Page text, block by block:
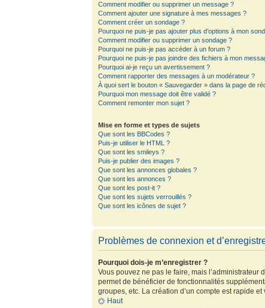
Comment modifier ou supprimer un message ?
Comment ajouter une signature à mes messages ?
Comment créer un sondage ?
Pourquoi ne puis-je pas ajouter plus d’options à mon
Comment modifier ou supprimer un sondage ?
Pourquoi ne puis-je pas accéder à un forum ?
Pourquoi ne puis-je pas joindre des fichiers à mon
Pourquoi ai-je reçu un avertissement ?
Comment rapporter des messages à un modérateur ?
À quoi sert le bouton « Sauvegarder » dans la page de
Pourquoi mon message doit être validé ?
Comment remonter mon sujet ?
Mise en forme et types de sujets
Que sont les BBCodes ?
Puis-je utiliser le HTML ?
Que sont les smileys ?
Puis-je publier des images ?
Que sont les annonces globales ?
Que sont les annonces ?
Que sont les post-it ?
Que sont les sujets verrouillés ?
Que sont les icônes de sujet ?
Problèmes de connexion et
Pourquoi dois-je m’enregistrer ?
Vous pouvez ne pas le faire, mais l’administrateur
permet de bénéficier de fonctionnalités
groupes, etc. La création d’un compte est rapide
Haut